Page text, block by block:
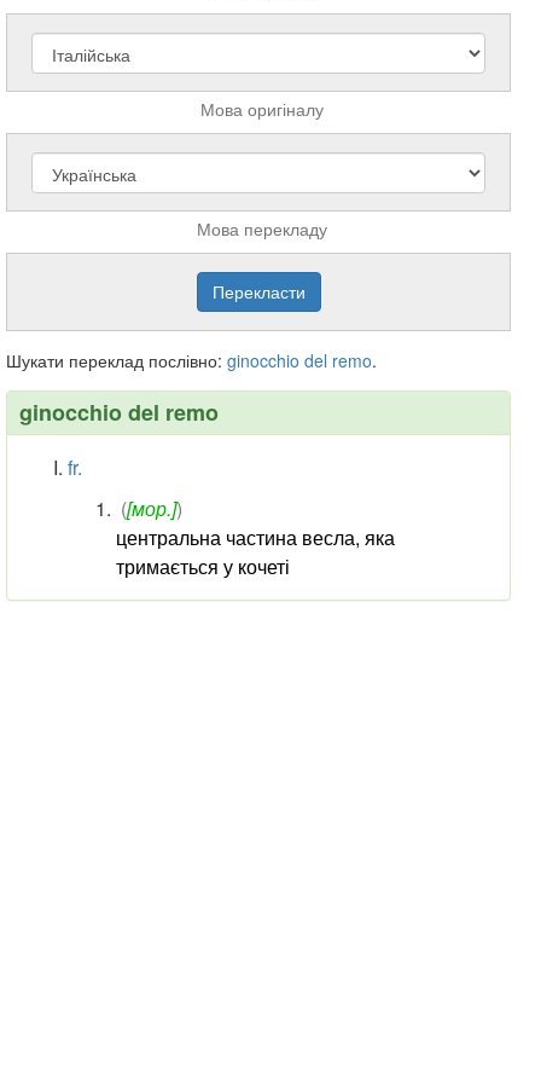
Мова оригіналу
Мова перекладу
Шукати переклад послівно: ginocchio del remo.
ginocchio del remo
fr.
([мор.])
центральна частина весла, яка
тримається у кочеті